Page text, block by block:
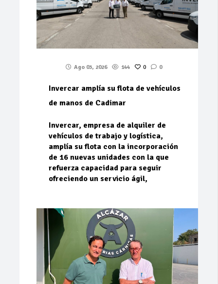
Ago 03, 2026 144 0 0
Invercar amplía su flota de vehículos
de manos de Cadimar
Invercar, empresa de alquiler de
vehículos de trabajo y logística,
amplía su flota con la incorporación
de 16 nuevas unidades con la que
refuerza capacidad para seguir
ofreciendo un servicio ágil,